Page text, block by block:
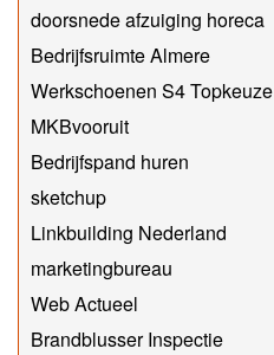
doorsnede afzuiging horeca
Bedrijfsruimte Almere
Werkschoenen S4 Topkeuze
MKBvooruit
Bedrijfspand huren
sketchup
Linkbuilding Nederland
marketingbureau
Web Actueel
Brandblusser Inspectie